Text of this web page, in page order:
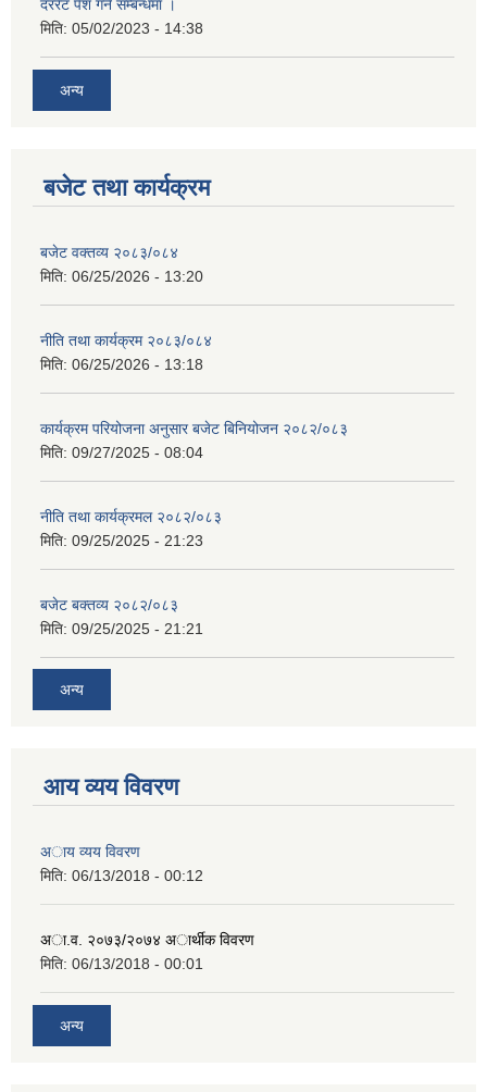
दररेट पेश गर्ने सम्बन्धमा ।
मिति: 05/02/2023 - 14:38
अन्य
बजेट तथा कार्यक्रम
बजेट वक्तव्य २०८३/०८४
मिति: 06/25/2026 - 13:20
नीति तथा कार्यक्रम २०८३/०८४
मिति: 06/25/2026 - 13:18
कार्यक्रम परियोजना अनुसार बजेट बिनियोजन २०८२/०८३
मिति: 09/27/2025 - 08:04
नीति तथा कार्यक्रमल २०८२/०८३
मिति: 09/25/2025 - 21:23
बजेट बक्तव्य २०८२/०८३
मिति: 09/25/2025 - 21:21
अन्य
आय व्यय विवरण
अाय व्यय विवरण
मिति: 06/13/2018 - 00:12
अा.व. २०७३/२०७४ अार्थीक विवरण
मिति: 06/13/2018 - 00:01
अन्य